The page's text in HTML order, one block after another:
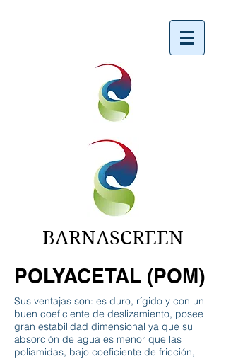
BARNASCREEN
POLYACETAL (POM)
Sus ventajas son: es duro, rígido y con un
buen coeficiente de deslizamiento, posee
gran estabilidad dimensional ya que su
absorción de agua es menor que las
poliamidas, bajo coeficiente de fricción,